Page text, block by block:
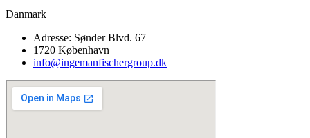
Danmark
Adresse: Sønder Blvd. 67
1720 København
info@ingemanfischergroup.dk